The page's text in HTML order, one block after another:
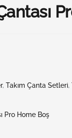
,Takım Çanta Setleri,
Pro Home Boş